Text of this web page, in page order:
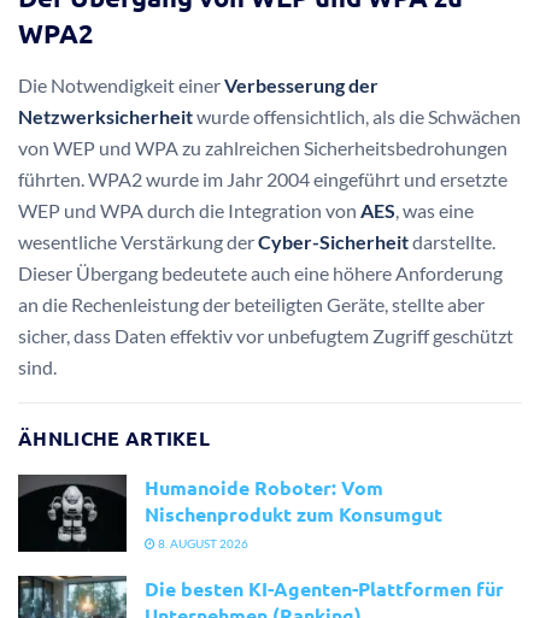
WPA2
Die Notwendigkeit einerVerbesserung der
Netzwerksicherheitwurde offensichtlich, als die Schwächen
von WEP und WPA zu zahlreichen Sicherheitsbedrohungen
führten. WPA2 wurde im Jahr 2004 eingeführt und ersetzte
WEP und WPA durch die Integration von AES, was eine
wesentliche Verstärkung derCyber-Sicherheitdarstellte.
Dieser Übergang bedeutete auch eine höhere Anforderung
an die Rechenleistung der beteiligten Geräte, stellte aber
sicher, dass Daten effektiv vor unbefugtem Zugriff geschützt
sind.
ÄHNLICHE ARTIKEL
Humanoide Roboter: Vom
Nischenprodukt zum Konsumgut
8. AUGUST 2026
Die besten KI-Agenten-Plattformen für